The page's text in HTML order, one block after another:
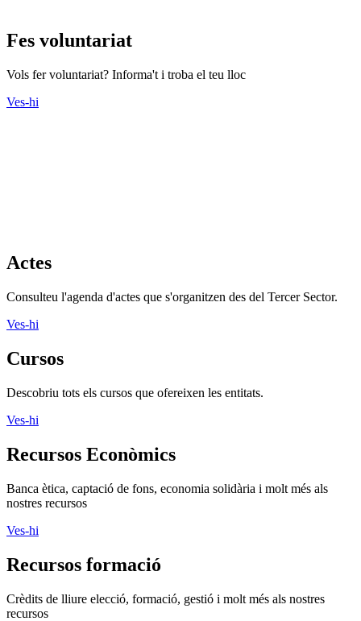
Fes voluntariat
Vols fer voluntariat? Informa't i troba el teu lloc
Ves-hi
Actes
Consulteu l'agenda d'actes que s'organitzen des del Tercer Sector.
Ves-hi
Cursos
Descobriu tots els cursos que ofereixen les entitats.
Ves-hi
Recursos Econòmics
Banca ètica, captació de fons, economia solidària i molt més als
nostres recursos
Ves-hi
Recursos formació
Crèdits de lliure elecció, formació, gestió i molt més als nostres
recursos